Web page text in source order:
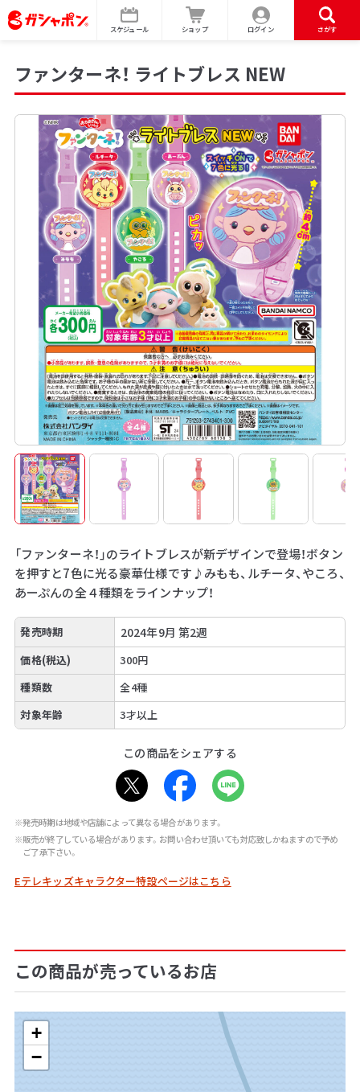
スケジュール ショップ ログイン さがす
ファンターネ！ ライトブレス NEW
「ファンターネ！」のライトブレスが新デザインで登場！ボタン
を押すと7色に光る豪華仕様です♪みもも、ルチータ、やころ、
あーぷんの全４種類をラインナップ！
発売時期 2024年9月 第2週
価格(税込)
300円
種類数
全4種
対象年齢
3才以上
この商品をシェアする
※発売時期は地域や店舗によって異なる場合があります。
※販売が終了している場合があります。お問い合わせ頂いても対応致しかねますので予め
ご了承下さい。
Eテレキッズキャラクター特設ページはこちら
この商品が売っているお店
+
−